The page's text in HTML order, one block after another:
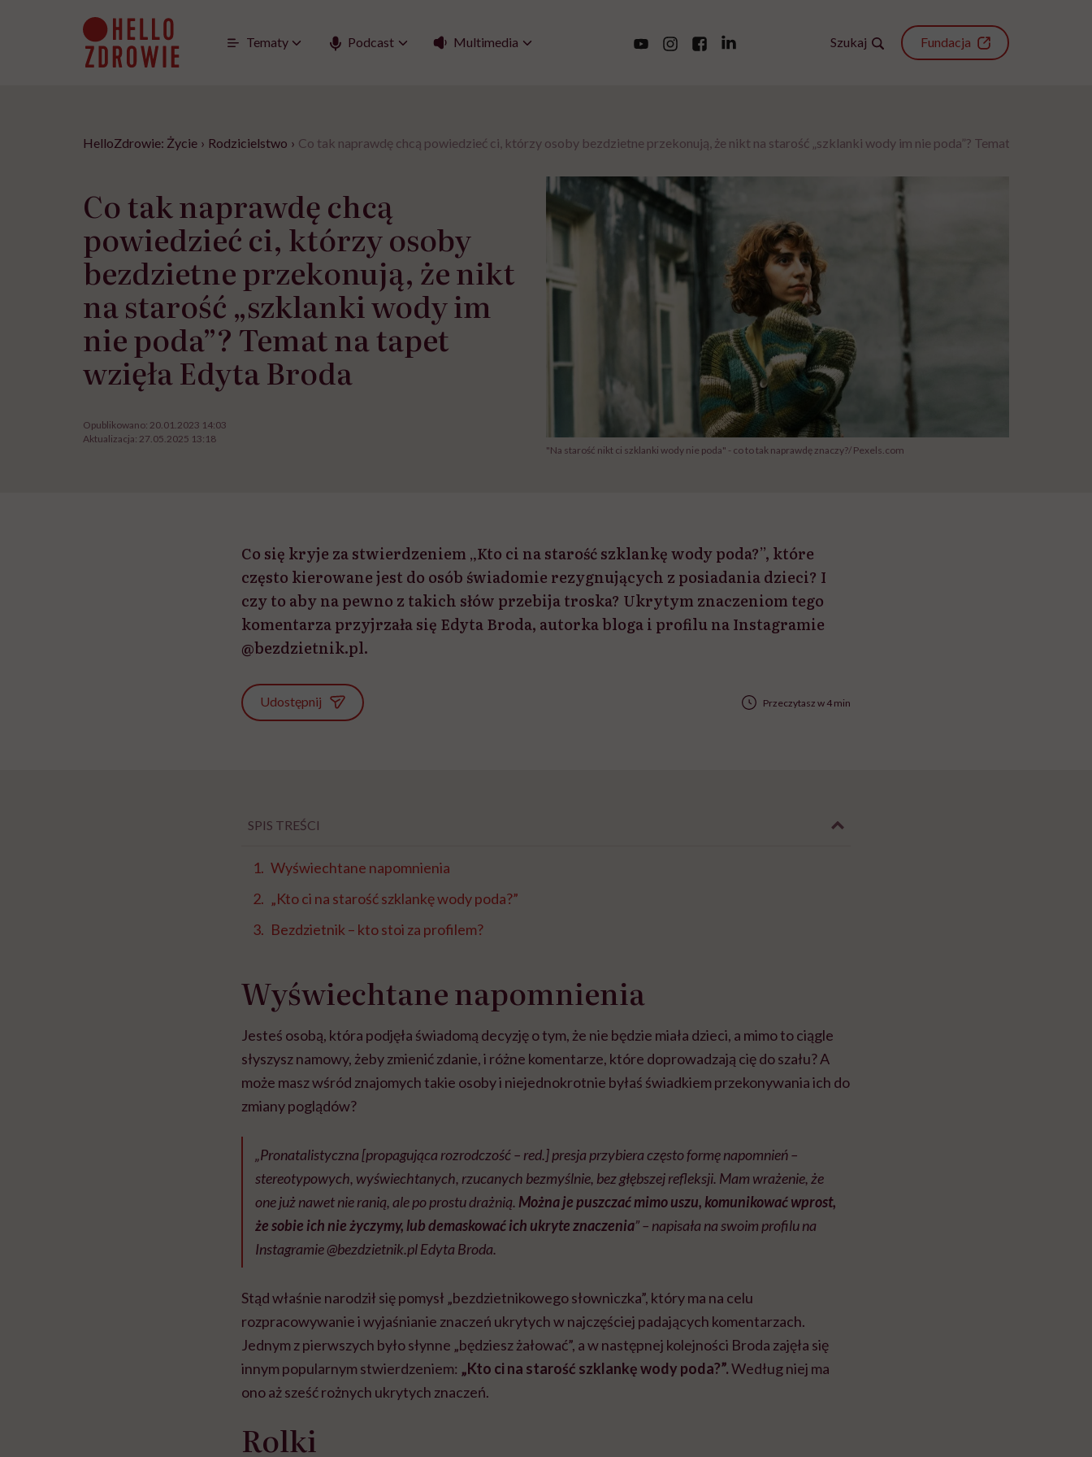
Tematy Podcast Multimedia Szukaj Fundacja
HelloZdrowie: Życie › Rodzicielstwo › Co tak naprawdę chcą powiedzieć ci, którzy osoby bezdzietne przekonują, że nikt na starość „szklanki wody im nie poda”? Temat na tapet
Co tak naprawdę chcą
powiedzieć ci, którzy osoby
bezdzietne przekonują, że nikt
na starość „szklanki wody im
nie poda”? Temat na tapet
wzięła Edyta Broda
Opublikowano: 20.01.2023 14:03
Aktualizacja: 27.05.2025 13:18
"Na starość nikt ci szklanki wody nie poda" - co to tak naprawdę znaczy?/ Pexels.com
Co się kryje za stwierdzeniem „Kto ci na starość szklankę wody poda?”, które
często kierowane jest do osób świadomie rezygnujących z posiadania dzieci? I
czy to aby na pewno z takich słów przebija troska? Ukrytym znaczeniom tego
komentarza przyjrzała się Edyta Broda, autorka bloga i profilu na Instagramie
@bezdzietnik.pl.
Udostępnij Przeczytasz w 4 min
SPIS TREŚCI
Wyświechtane napomnienia
„Kto ci na starość szklankę wody poda?”
Bezdzietnik – kto stoi za profilem?
Wyświechtane napomnienia
Jesteś osobą, która podjęła świadomą decyzję o tym, że nie będzie miała dzieci, a mimo to ciągle
słyszysz namowy, żeby zmienić zdanie, i różne komentarze, które doprowadzają cię do szału? A
może masz wśród znajomych takie osoby i niejednokrotnie byłaś świadkiem przekonywania ich do
zmiany poglądów?
„Pronatalistyczna [propagująca rozrodczość – red.] presja przybiera często formę napomnień –
stereotypowych, wyświechtanych, rzucanych bezmyślnie, bez głębszej refleksji. Mam wrażenie, że
one już nawet nie ranią, ale po prostu drażnią. Można je puszczać mimo uszu, komunikować wprost,
że sobie ich nie życzymy, lub demaskować ich ukryte znaczenia” – napisała na swoim profilu na
Instagramie @bezdzietnik.pl Edyta Broda.
Stąd właśnie narodził się pomysł „bezdzietnikowego słowniczka”, który ma na celu
rozpracowywanie i wyjaśnianie znaczeń ukrytych w najczęściej padających komentarzach.
Jednym z pierwszych było słynne „będziesz żałować”, a w następnej kolejności Broda zajęła się
innym popularnym stwierdzeniem: „Kto ci na starość szklankę wody poda?”.Według niej ma
ono aż sześć rożnych ukrytych znaczeń.
Rolki